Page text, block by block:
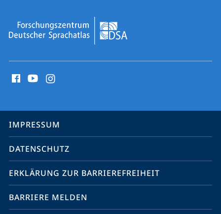
Media
Service-
Navigation
IMPRESSUM
DATENSCHUTZ
ERKLÄRUNG ZUR BARRIEREFREIHEIT
BARRIERE MELDEN